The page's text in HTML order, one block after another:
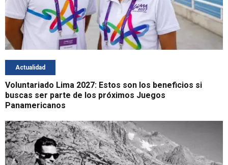
Actualidad
Voluntariado Lima 2027: Estos son los beneficios si
buscas ser parte de los próximos Juegos
Panamericanos